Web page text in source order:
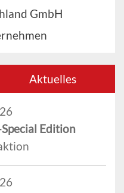
GmbH
Aktuelles
Special Edition